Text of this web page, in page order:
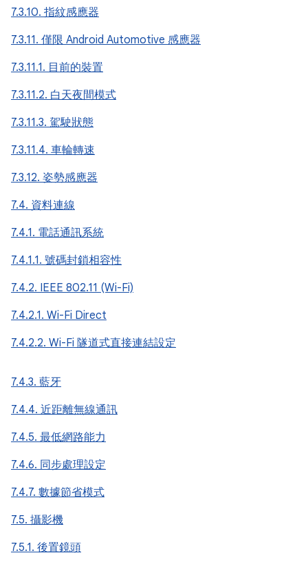
7.3.10. 指紋感應器
7.3.11. 僅限 Android Automotive 感應器
7.3.11.1. 目前的裝置
7.3.11.2. 白天夜間模式
7.3.11.3. 駕駛狀態
7.3.11.4. 車輪轉速
7.3.12. 姿勢感應器
7.4. 資料連線
7.4.1. 電話通訊系統
7.4.1.1. 號碼封鎖相容性
7.4.2. IEEE 802.11 (Wi-Fi)
7.4.2.1. Wi-Fi Direct
7.4.2.2. Wi-Fi 隧道式直接連結設定
7.4.3. 藍牙
7.4.4. 近距離無線通訊
7.4.5. 最低網路能力
7.4.6. 同步處理設定
7.4.7. 數據節省模式
7.5. 攝影機
7.5.1. 後置鏡頭